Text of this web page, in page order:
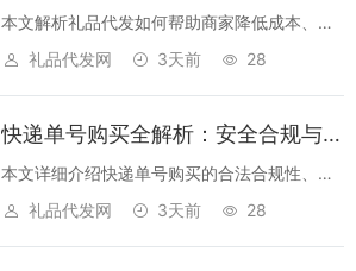
本文解析礼品代发如何帮助商家降低成本、提
升效率，从选品到物流一站式服务，助力电商
礼品代发网 3天前 28
快递单号购买全解析：安全合规与高效使用指南
本文详细介绍快递单号购买的合法合规性、安
全风险及高效应用场景，帮助用户在合规前提
礼品代发网 3天前 28